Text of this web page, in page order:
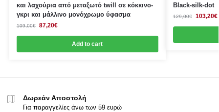
και λαχούρια από μεταξωτό twill σε κόκκινο-
γκρι και μάλλινο μονόχρωμο ύφασμα
109,00€ 87,20€
Add to cart
Black-silk-dot
129,00€ 103,20€
Δωρεάν Αποστολή
Για παραγγελίες άνω των 59 ευρώ